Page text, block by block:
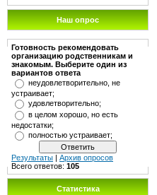
Наш опрос
Готовность рекомендовать
организацию родственникам и
знакомым. Выберите один из
вариантов ответа
неудовлетворительно, не
устраивает;
удовлетворительно;
в целом хорошо, но есть
недостатки;
полностью устраивает;
Результаты
Архив опросов
Всего ответов: 105
Статистика